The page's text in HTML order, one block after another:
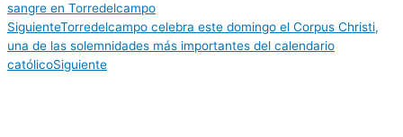
sangre en Torredelcampo
SiguienteTorredelcampo celebra este domingo el Corpus Christi,
una de las solemnidades más importantes del calendario
católicoSiguiente